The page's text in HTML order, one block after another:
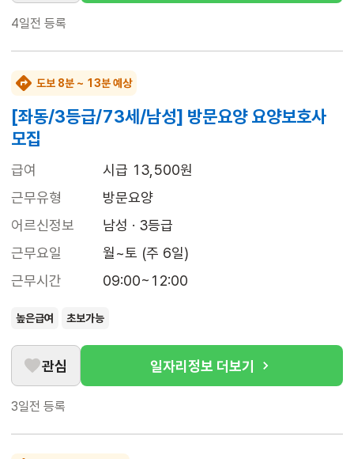
4일전 등록
도보 8분 ~ 13분 예상
[좌동/3등급/73세/남성] 방문요양 요양보호사
모집
급여
시급 13,500원
근무유형
방문요양
어르신정보
남성 · 3등급
근무요일
월~토 (주 6일)
근무시간
09:00~12:00
높은급여 초보가능
관심 일자리정보 더보기
3일전 등록